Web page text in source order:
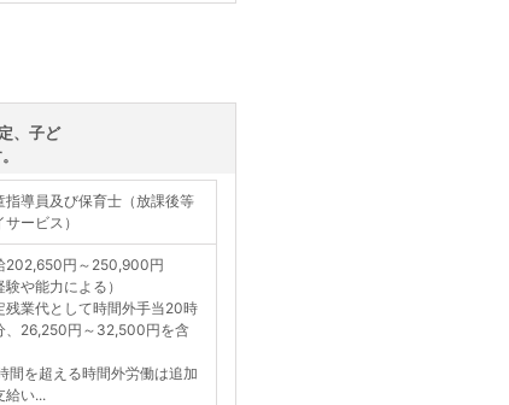
、子ど
指導員及び保育士（放課後等
サービス）
202,650円～250,900円
験や能力による）
残業代として時間外手当20時
、26,250円～32,500円を含
間を超える時間外労働は追加
給い...